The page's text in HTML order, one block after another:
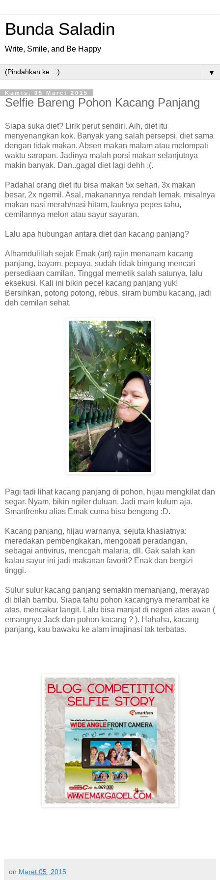
Bunda Saladin
Write, Smile, and Be Happy
▼
Kamis, 05 Maret 2015
Selfie Bareng Pohon Kacang Panjang
Siapa suka diet? Lirik perut sendiri. Aih, diet itu
menyenangkan kok. Banyak yang salah persepsi, diet sama
dengan tidak makan. Absen makan malam atau melompati
waktu sarapan. Jadinya malah porsi makan selanjutnya
makin banyak. Dan..gagal diet lagi dehh :(.
Padahal orang diet itu bisa makan 5x sehari, 3x makan
besar, 2x ngemil. Asal, makanannya rendah lemak, misalnya
makan nasi merah/nasi hitam, lauknya pepes tahu,
cemilannya melon atau sayur sayuran.
Lalu apa hubungan antara diet dan kacang panjang?
Alhamdulillah sejak Emak (art) rajin menanam kacang
panjang, bayam, pepaya, sudah tidak bingung mencari
persediaan camilan. Tinggal memetik salah satunya, lalu
eksekusi. Kali ini bikin pecel kacang panjang yuk!
Bersihkan, potong potong, rebus, siram bumbu kacang, jadi
deh cemilan sehat.
Pagi tadi lihat kacang panjang di pohon, hijau mengkilat dan
segar. Nyam, bikin ngiler duluan. Jadi main kulum aja.
Smartfrenku alias Emak cuma bisa bengong :D.
Kacang panjang, hijau warnanya, sejuta khasiatnya:
meredakan pembengkakan, mengobati peradangan,
sebagai antivirus, mencgah malaria, dll. Gak salah kan
kalau sayur ini jadi makanan favorit? Enak dan bergizi
tinggi.
Sulur sulur kacang panjang semakin memanjang, merayap
di bilah bambu. Siapa tahu pohon kacangnya merambat ke
atas, mencakar langit. Lalu bisa manjat di negeri atas awan (
emangnya Jack dan pohon kacang ? ). Hahaha, kacang
panjang, kau bawaku ke alam imajinasi tak terbatas.
on Maret 05, 2015